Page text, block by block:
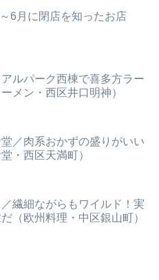
6月に閉店を知ったお店
ルパーク西棟で喜多方ラー
メン・西区井口明神）
／肉系おかずの盛りがいい
・西区天満町）
繊細ながらもワイルド！実
（欧州料理・中区銀山町）